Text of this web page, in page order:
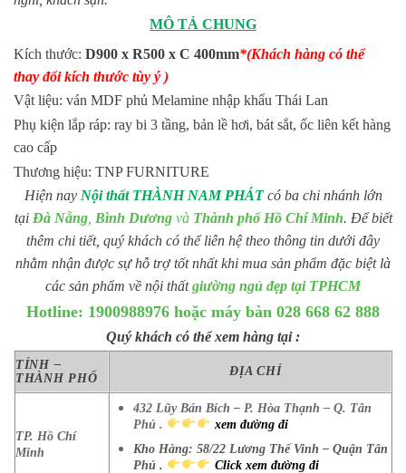
MÔ TẢ CHUNG
Kích thước: D900 x R500 x C 400mm*(Khách hàng có thể
thay đổi kích thước tùy ý )
Vật liệu: ván MDF phủ Melamine nhập khẩu Thái Lan
Phụ kiện lắp ráp: ray bi 3 tầng, bản lề hơi, bát sắt, ốc liên kết hàng
cao cấp
Thương hiệu: TNP FURNITURE
Hiện nay Nội thất THÀNH NAM PHÁTcó ba chi nhánh lớn
tại Đà Nẵng, Bình Dươngvà Thành phố Hồ Chí Minh. Để biết
thêm chi tiết, quý khách có thể liên hệ theo thông tin dưới đây
nhằm nhận được sự hỗ trợ tốt nhất khi mua sản phẩm đặc biệt là
các sản phẩm về nội thấtgiường ngủ đẹp tại TPHCM
Hotline: 1900988976 hoặc máy bàn 028 668 62 888
Quý khách có thể xem hàng tại :
TỈNH –
THÀNH PHỐ
ĐỊA CHỈ
TP. Hồ Chí
Minh
432 Lũy Bán Bích – P. Hòa Thạnh – Q. Tân
Phú .
xem đường đi
Kho Hàng: 58/22 Lương Thế Vinh – Quận Tân
Phú .
Click xem đường đi